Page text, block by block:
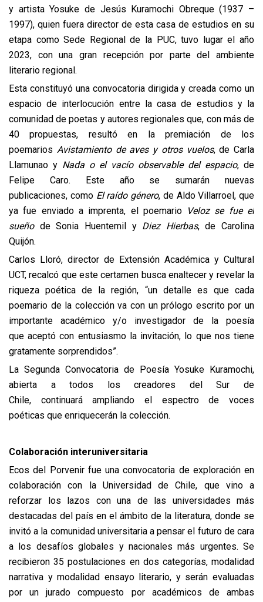
y artista Yosuke de Jesús Kuramochi Obreque (1937 –
1997), quien fuera director de esta casa de estudios en su
etapa como Sede Regional de la PUC, tuvo lugar el año
2023, con una gran recepción por parte del ambiente
literario regional.
Esta constituyó una convocatoria dirigida y creada como un
espacio de interlocución entre la casa de estudios y la
comunidad de poetas y autores regionales que, con más de
40 propuestas, resultó en la premiación de los
poemarios Avistamiento de aves y otros vuelos, de Carla
Llamunao y Nada o el vacío observable del espacio, de
Felipe Caro. Este año se sumarán nuevas
publicaciones, como El raído género, de Aldo Villarroel, que
ya fue enviado a imprenta, el poemario Veloz se fue el
sueñode Sonia Huentemil y Diez Hierbas, de Carolina
Quijón.
Carlos Lloró, director de Extensión Académica y Cultural
UCT, recalcó que este certamen busca enaltecer y revelar la
riqueza poética de la región, “un detalle es que cada
poemario de la colección va con un prólogo escrito por un
importante académico y/o investigador de la poesía
que aceptó con entusiasmo la invitación, lo que nos tiene
gratamente sorprendidos”.
La Segunda Convocatoria de Poesía Yosuke Kuramochi,
abierta a todos los creadores del Sur de
Chile, continuará ampliando el espectro de voces
poéticas que enriquecerán la colección.
Colaboración interuniversitaria
Ecos del Porvenir fue una convocatoria de exploración en
colaboración con la Universidad de Chile, que vino a
reforzar los lazos con una de las universidades más
destacadas del país en el ámbito de la literatura, donde se
invitó a la comunidad universitaria a pensar el futuro de cara
a los desafíos globales y nacionales más urgentes. Se
recibieron 35 postulaciones en dos categorías, modalidad
narrativa y modalidad ensayo literario, y serán evaluadas
por un jurado compuesto por académicos de ambas